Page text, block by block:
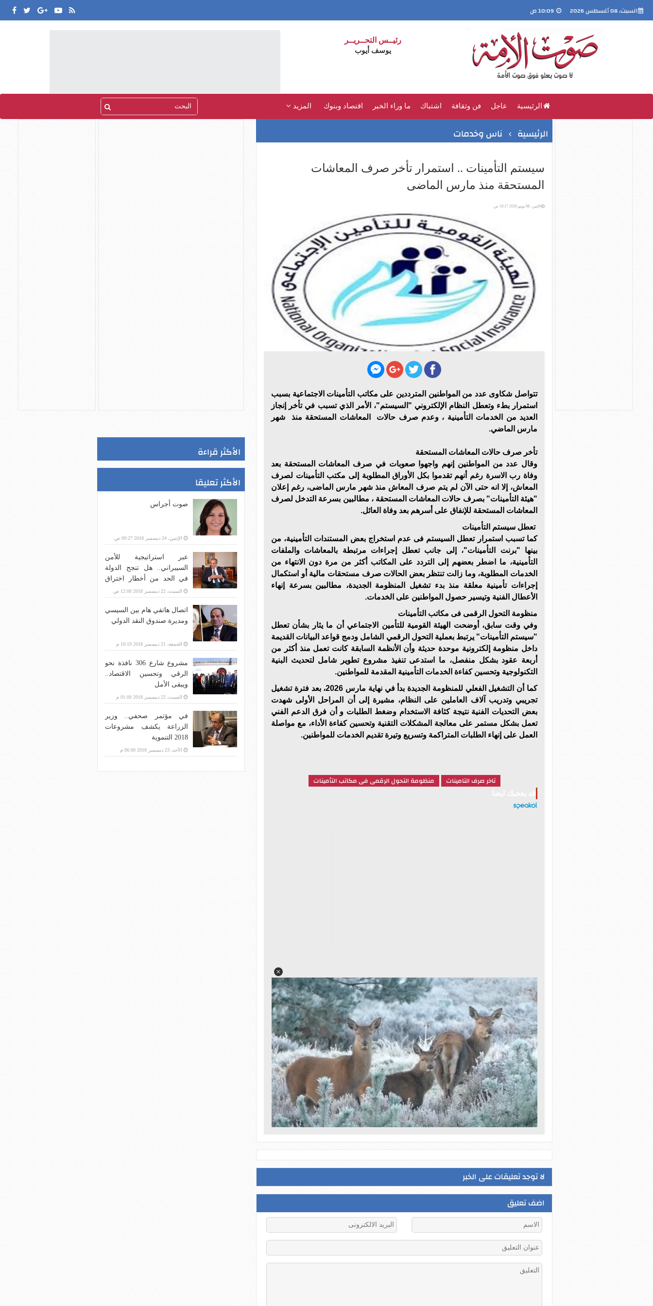
السبت، 08 أغسطس 2026
رئيــس التحــريــر
يوسف أيوب
الرئيسية عاجل فن وثقافة اشتباك ما وراء الخبر اقتصاد وبنوك المزيد
الرئيسية ناس وخدمات
سيستم التأمينات .. استمرار تأخر صرف المعاشات
المستحقة منذ مارس الماضى
الإثنين، 08 يونيو 2026 10:17 ص
تتواصل شكاوى عدد من المواطنين المترددين على مكاتب التأمينات الاجتماعية بسبب
استمرار بطء وتعطل النظام الإلكتروني "السيستم"، الأمر الذي تسبب في تأخر إنجاز
العديد من الخدمات التأمينية ، وعدم صرف حالات المعاشات المستحقة منذ شهر
مارس الماضي.
تأخر صرف حالات المعاشات المستحقة
وقال عدد من المواطنين إنهم واجهوا صعوبات في صرف المعاشات المستحقة بعد
وفاة رب الاسرة رغم أنهم تقدموا بكل الأوراق المطلوبة إلى مكتب التأمينات لصرف
المعاش، إلا انه حتى الآن لم يتم صرف المعاش منذ شهر مارس الماضى، رغم إعلان
"هيئة التأمينات" بصرف حالات المعاشات المستحقة ، مطالبين بسرعة التدخل لصرف
المعاشات المستحقة للإنفاق على أسرهم بعد وفاة العائل.
تعطل سيستم التأمينات
كما تسبب استمرار تعطل السيستم فى عدم استخراج بعض المستندات التأمينية، من
بينها "برنت التأمينات"، إلى جانب تعطل إجراءات مرتبطة بالمعاشات والملفات
التأمينية، ما اضطر بعضهم إلى التردد على المكاتب أكثر من مرة دون الانتهاء من
الخدمات المطلوبة، وما زالت تنتظر بعض الحالات صرف مستحقات مالية أو استكمال
إجراءات تأمينية معلقة منذ بدء تشغيل المنظومة الجديدة، مطالبين بسرعة إنهاء
الأعطال الفنية وتيسير حصول المواطنين على الخدمات.
منظومة التحول الرقمى فى مكاتب التأمينات
وفي وقت سابق، أوضحت الهيئة القومية للتأمين الاجتماعي أن ما يثار بشأن تعطل
"سيستم التأمينات" يرتبط بعملية التحول الرقمي الشامل ودمج قواعد البيانات القديمة
داخل منظومة إلكترونية موحدة حديثة وأن الأنظمة السابقة كانت تعمل منذ أكثر من
أربعة عقود بشكل منفصل، ما استدعى تنفيذ مشروع تطوير شامل لتحديث البنية
التكنولوجية وتحسين كفاءة الخدمات التأمينية المقدمة للمواطنين.
كما أن التشغيل الفعلي للمنظومة الجديدة بدأ في نهاية مارس 2026، بعد فترة تشغيل
تجريبي وتدريب آلاف العاملين على النظام، مشيرة إلى أن المراحل الأولى شهدت
بعض التحديات الفنية نتيجة كثافة الاستخدام وضغط الطلبات و أن فرق الدعم الفني
تعمل بشكل مستمر على معالجة المشكلات التقنية وتحسين كفاءة الأداء، مع مواصلة
العمل على إنهاء الطلبات المتراكمة وتسريع وتيرة تقديم الخدمات للمواطنين.
تاخر صرف التامينات منظومة التحول الرقمى فى مكاتب التأمينات
لا توجد تعليقات على الخبر
اضف تعليق
الأكثر قراءة
الأكثر تعليقا
صوت أجراس
الإثنين، 24 ديسمبر 2018 09:27 ص
عبر استراتيجية للأمن
السيبراني.. هل تنجح الدولة
في الحد من أخطار اختراق
بنية الاتصالات؟
السبت، 22 ديسمبر 2018 12:00 ص
اتصال هاتفي هام بين السيسي
ومديرة صندوق النقد الدولي
الجمعة، 21 ديسمبر 2018 10:19 م
مشروع شارع 306 نافذة نحو
الرقي وتحسين الاقتصاد..
ويبقى الأمل
السبت، 22 ديسمبر 2018 01:00 م
في مؤتمر صحفي.. وزير
الزراعة يكشف مشروعات
2018 التنموية
الأحد، 23 ديسمبر 2018 06:00 م